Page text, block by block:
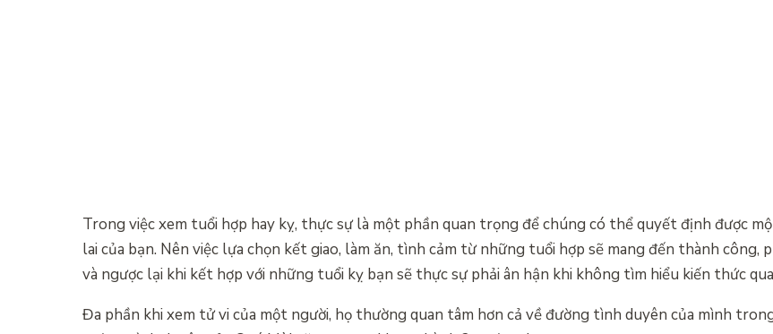
Trong việc xem tuổi hợp hay kỵ, thực sự là một phần quan trọng để chúng có thể quyết định được
lai của bạn. Nên việc lựa chọn kết giao, làm ăn, tình cảm từ những tuổi hợp sẽ mang đến thành
và ngược lại khi kết hợp với những tuổi kỵ bạn sẽ thực sự phải ân hận khi không tìm hiểu kiến thức
Đa phần khi xem tử vi của một người, họ thường quan tâm hơn cả về đường tình duyên của mình